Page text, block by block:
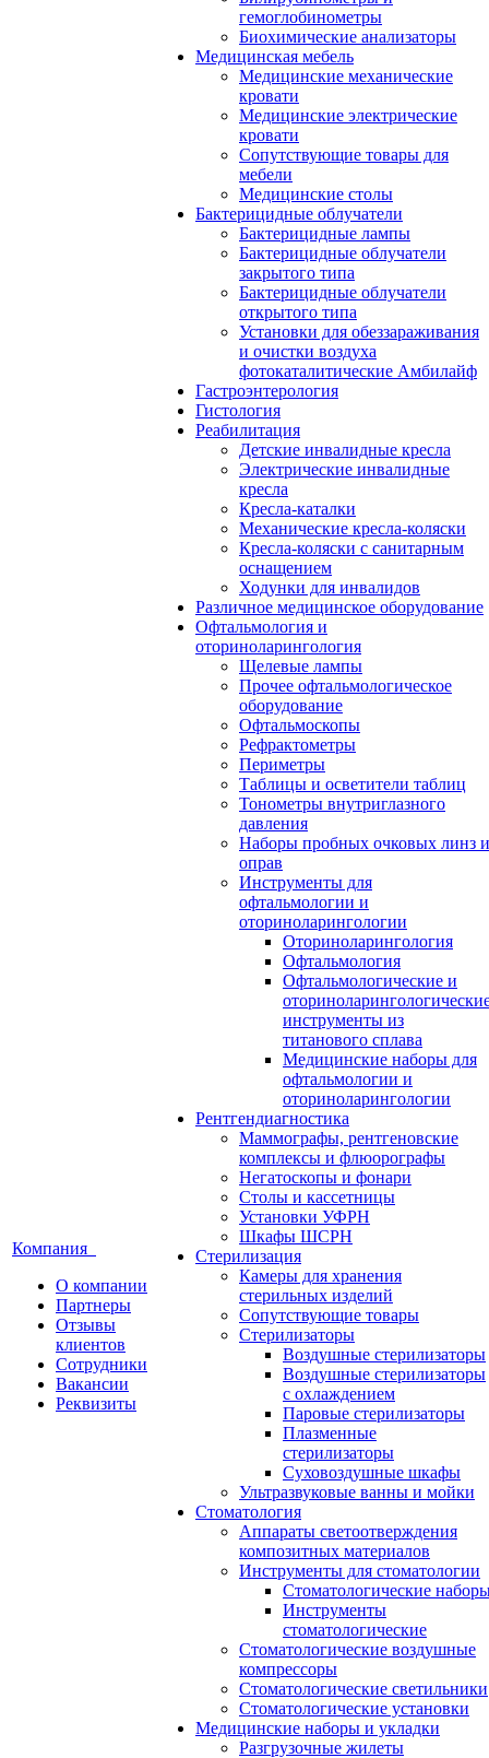
Компания
О компании
Партнеры
Отзывы
клиентов
Сотрудники
Вакансии
Реквизиты
гемоглобинометры
Биохимические анализаторы
Медицинская мебель
Медицинские механические
кровати
Медицинские электрические
кровати
Сопутствующие товары для
мебели
Медицинские столы
Бактерицидные облучатели
Бактерицидные лампы
Бактерицидные облучатели
закрытого типа
Бактерицидные облучатели
открытого типа
Установки для обеззараживания
и очистки воздуха
фотокаталитические Амбилайф
Гастроэнтерология
Гистология
Реабилитация
Детские инвалидные кресла
Электрические инвалидные
кресла
Кресла-каталки
Механические кресла-коляски
Кресла-коляски с санитарным
оснащением
Ходунки для инвалидов
Различное медицинское оборудование
Офтальмология и
оториноларингология
Щелевые лампы
Прочее офтальмологическое
оборудование
Офтальмоскопы
Рефрактометры
Периметры
Таблицы и осветители таблиц
Тонометры внутриглазного
давления
Наборы пробных очковых линз и
оправ
Инструменты для
офтальмологии и
оториноларингологии
Оториноларингология
Офтальмология
Офтальмологические и
инструменты из
титанового сплава
Медицинские наборы для
офтальмологии и
оториноларингологии
Рентгендиагностика
Маммографы, рентгеновские
комплексы и флюорографы
Негатоскопы и фонари
Столы и кассетницы
Установки УФРН
Шкафы ШСРН
Стерилизация
Камеры для хранения
стерильных изделий
Сопутствующие товары
Стерилизаторы
Воздушные стерилизаторы
Воздушные стерилизаторы
с охлаждением
Паровые стерилизаторы
Плазменные
стерилизаторы
Суховоздушные шкафы
Ультразвуковые ванны и мойки
Стоматология
Аппараты светоотверждения
композитных материалов
Инструменты для стоматологии
Стоматологические
Инструменты
стоматологические
Стоматологические воздушные
компрессоры
Стоматологические светильники
Стоматологические установки
Медицинские наборы и укладки
Разгрузочные жилеты